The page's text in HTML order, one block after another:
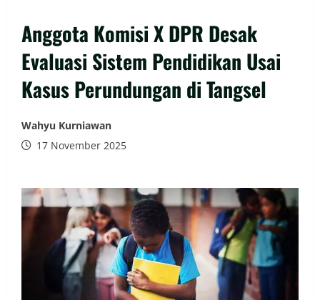
Anggota Komisi X DPR Desak
Evaluasi Sistem Pendidikan Usai
Kasus Perundungan di Tangsel
Wahyu Kurniawan
17 November 2025